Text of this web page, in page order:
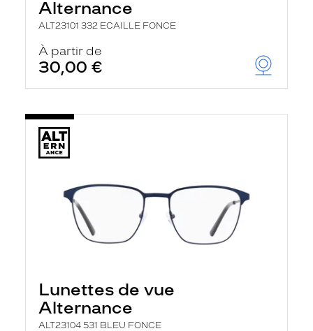
Alternance
ALT23101 332 ECAILLE FONCE
À partir de
30,00 €
Lunettes de vue
Alternance
ALT23104 531 BLEU FONCE